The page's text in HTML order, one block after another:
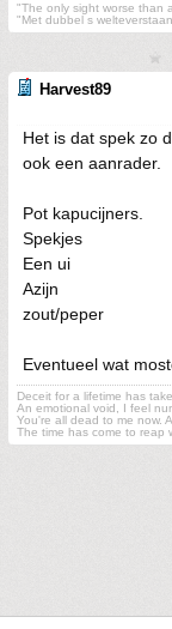
"The only sight worse than
"Met dubbel s
Harvest89
Het is dat spek zo
ook een aanrader.
Pot kapucijners.
Spekjes
Een ui
Azijn
zout/peper
Eventueel wat
Deceit for a lifetime has
An emotional void, I feel
You're all dead to me now.
The time has come to reap